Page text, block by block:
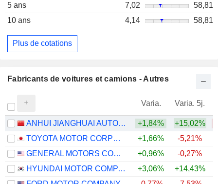
5 ans
7,02
58,81
10 ans
4,14 58,81
Plus de cotations
Fabricants de voitures et camions - Autres
Varia. Varia. 5j.
ANHUI JIANGHUAI AUTOMOBILE GROUP CORP.,LTD. +1,84% +15,02%
TOYOTA MOTOR CORPORATION
+1,66% -5,21%
GENERAL MOTORS COMPANY
+0,96% -0,27%
HYUNDAI MOTOR COMPANY
+3,06% +14,43%